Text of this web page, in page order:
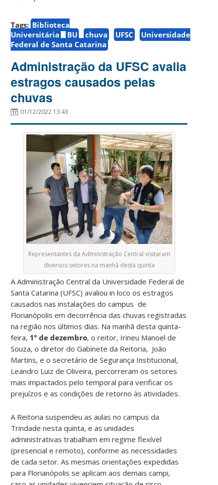
Tags: Biblioteca
Universitária
BU chuva UFSC
Universidade
Federal de Santa Catarina
Administração da UFSC avalia
estragos causados pelas
chuvas
01/12/2022 13:43
Representantes da Administração Central visitaram
diversos setores na manhã desta quinta
A Administração Central da Universidade Federal de
Santa Catarina (UFSC) avaliou in loco os estragos
causados nas instalações do campus de
Florianópolis em decorrência das chuvas registradas
na região nos últimos dias. Na manhã desta quinta-
feira, 1º de dezembro, o reitor, Irineu Manoel de
Souza, o diretor do Gabinete da Reitoria, João
Martins, e o secretário de Segurança Institucional,
Leandro Luiz de Oliveira, percorreram os setores
mais impactados pelo temporal para verificar os
prejuízos e as condições de retorno às atividades.
A Reitoria suspendeu as aulas no campus da
Trindade nesta quinta, e as unidades
administrativas trabalham em regime flexível
(presencial e remoto), conforme as necessidades
de cada setor. As mesmas orientações expedidas
para Florianópolis se aplicam aos demais campi,